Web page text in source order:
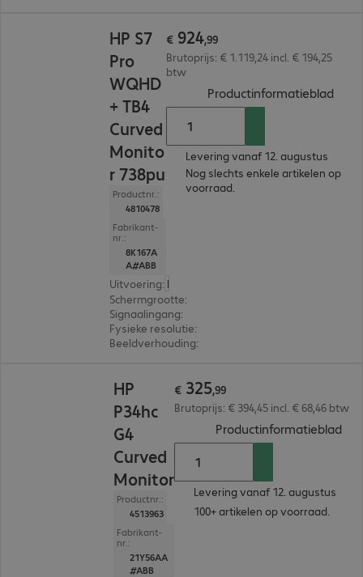
HP S7
Pro
WQHD
+ TB4
Curved
Monito
r 738pu
Productnr.:
4810478
Fabrikant-
nr.:
8K167A
A#ABB
Uitvoering: Europa
Schermgrootte:
Signaalingang:
Fysieke resolutie:
Beeldverhouding:
€ 924,99
Brutoprijs: € 1.119,24 incl. € 194,25
btw
Productinformatieblad
Levering vanaf 12. augustus
Nog slechts enkele artikelen op
voorraad.
HP
P34hc
G4
Curved
Monitor
Productnr.:
4513963
Fabrikant-
nr.:
21Y56AA
#ABB
€ 325,99
Brutoprijs: € 394,45 incl. € 68,46 btw
Productinformatieblad
Levering vanaf 12. augustus
100+ artikelen op voorraad.